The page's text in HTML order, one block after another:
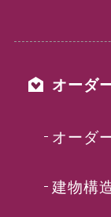
オーダ
オーダ
建物構